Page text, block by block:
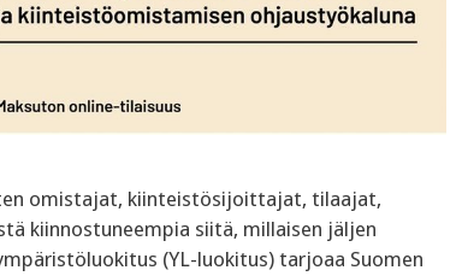
omistajat, kiinteistösijoittajat, tilaajat,
kiinnostuneempia siitä, millaisen jäljen
(YL-luokitus) tarjoaa Suomen